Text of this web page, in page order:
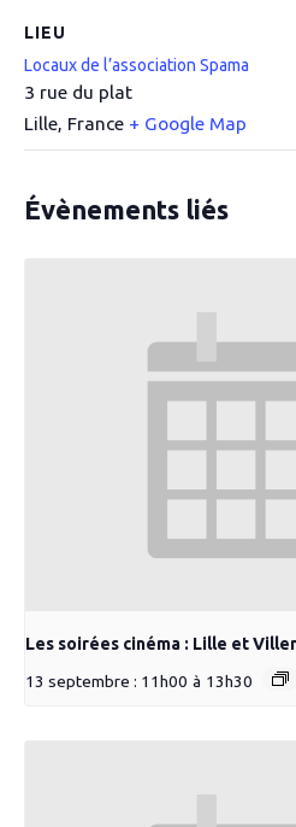
LIEU
Locaux de l’association Spama
3 rue du plat
Lille, France + Google Map
Évènements liés
Les soirées cinéma : Lille et
13 septembre : 11h00 à 13h30